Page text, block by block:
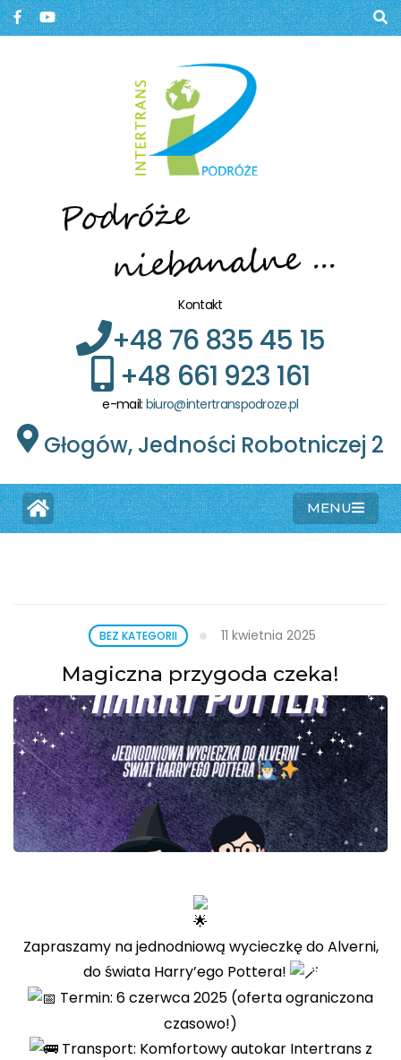
BIURO PODRÓŻY W
GŁOGOWIE
Kontakt
+48 76 835 45 15
+48 661 923 161
e-mail: biuro@intertranspodroze.pl
Głogów, Jedności Robotniczej 2
MENU
BEZ KATEGORII 11 kwietnia 2025
Magiczna przygoda czeka!
Zapraszamy na jednodniową wycieczkę do Alverni,
do świata Harry’ego Pottera!
Termin: 6 czerwca 2025 (oferta ograniczona
czasowo!)
Transport: Komfortowy autokar Intertrans z